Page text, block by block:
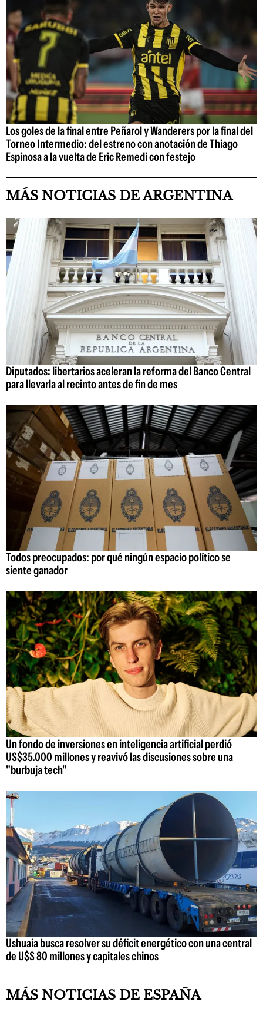
Los goles de la final entre Peñarol y Wanderers por la final del
Torneo Intermedio: del estreno con anotación de Thiago
Espinosa a la vuelta de Eric Remedi con festejo
MÁS NOTICIAS DE ARGENTINA
Diputados: libertarios aceleran la reforma del Banco Central
para llevarla al recinto antes de fin de mes
Todos preocupados: por qué ningún espacio político se
siente ganador
Un fondo de inversiones en inteligencia artificial perdió
US$35.000 millones y reavivó las discusiones sobre una
"burbuja tech"
Ushuaia busca resolver su déficit energético con una central
de U$S 80 millones y capitales chinos
MÁS NOTICIAS DE ESPAÑA